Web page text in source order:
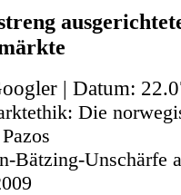
| Datum:
Die
Bätzing-Unschärfe